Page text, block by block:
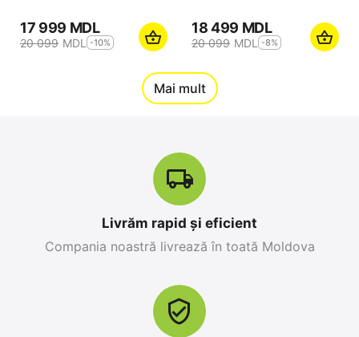
17 999 MDL
20 099 MDL -10%
18 499 MDL
20 099 MDL -8%
Apple iPhone 17 Pro
-10%
Apple iPhone 17 Pro
în stoc
Mai mult
Livrăm rapid și eficient
Compania noastră livrează în toată Moldova